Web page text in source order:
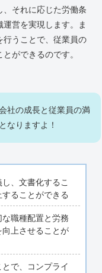
それに応じた労働条
営を実現します。ま
行うことで、従業員の
ができるのです。
社の成長と従業員の満
なりますよ！
、文書化するこ
ることができる
職種配置と労務
上させることが
で、コンプライ